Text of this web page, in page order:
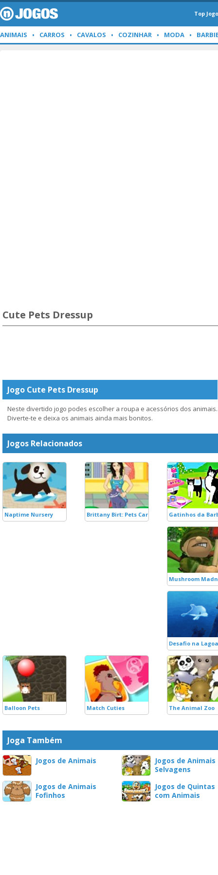
Top
ANIMAIS CARROS CAVALOS COZINHAR MODA
Cute Pets Dressup
Jogo Cute Pets Dressup
Neste divertido jogo podes escolher a roupa e acessórios dos animais.
Diverte-te e deixa os animais ainda mais bonitos.
Jogos Relacionados
Naptime Nursery Brittany Birt: Pets Care Gatinhos da
Mushroom
Desafio na Lagoa
Balloon Pets Match Cuties The Animal Zoo
Joga Também
Jogos de Animais
Jogos de Animais
Selvagens
Jogos de Animais
Fofinhos
Jogos de Quintas
com Animais